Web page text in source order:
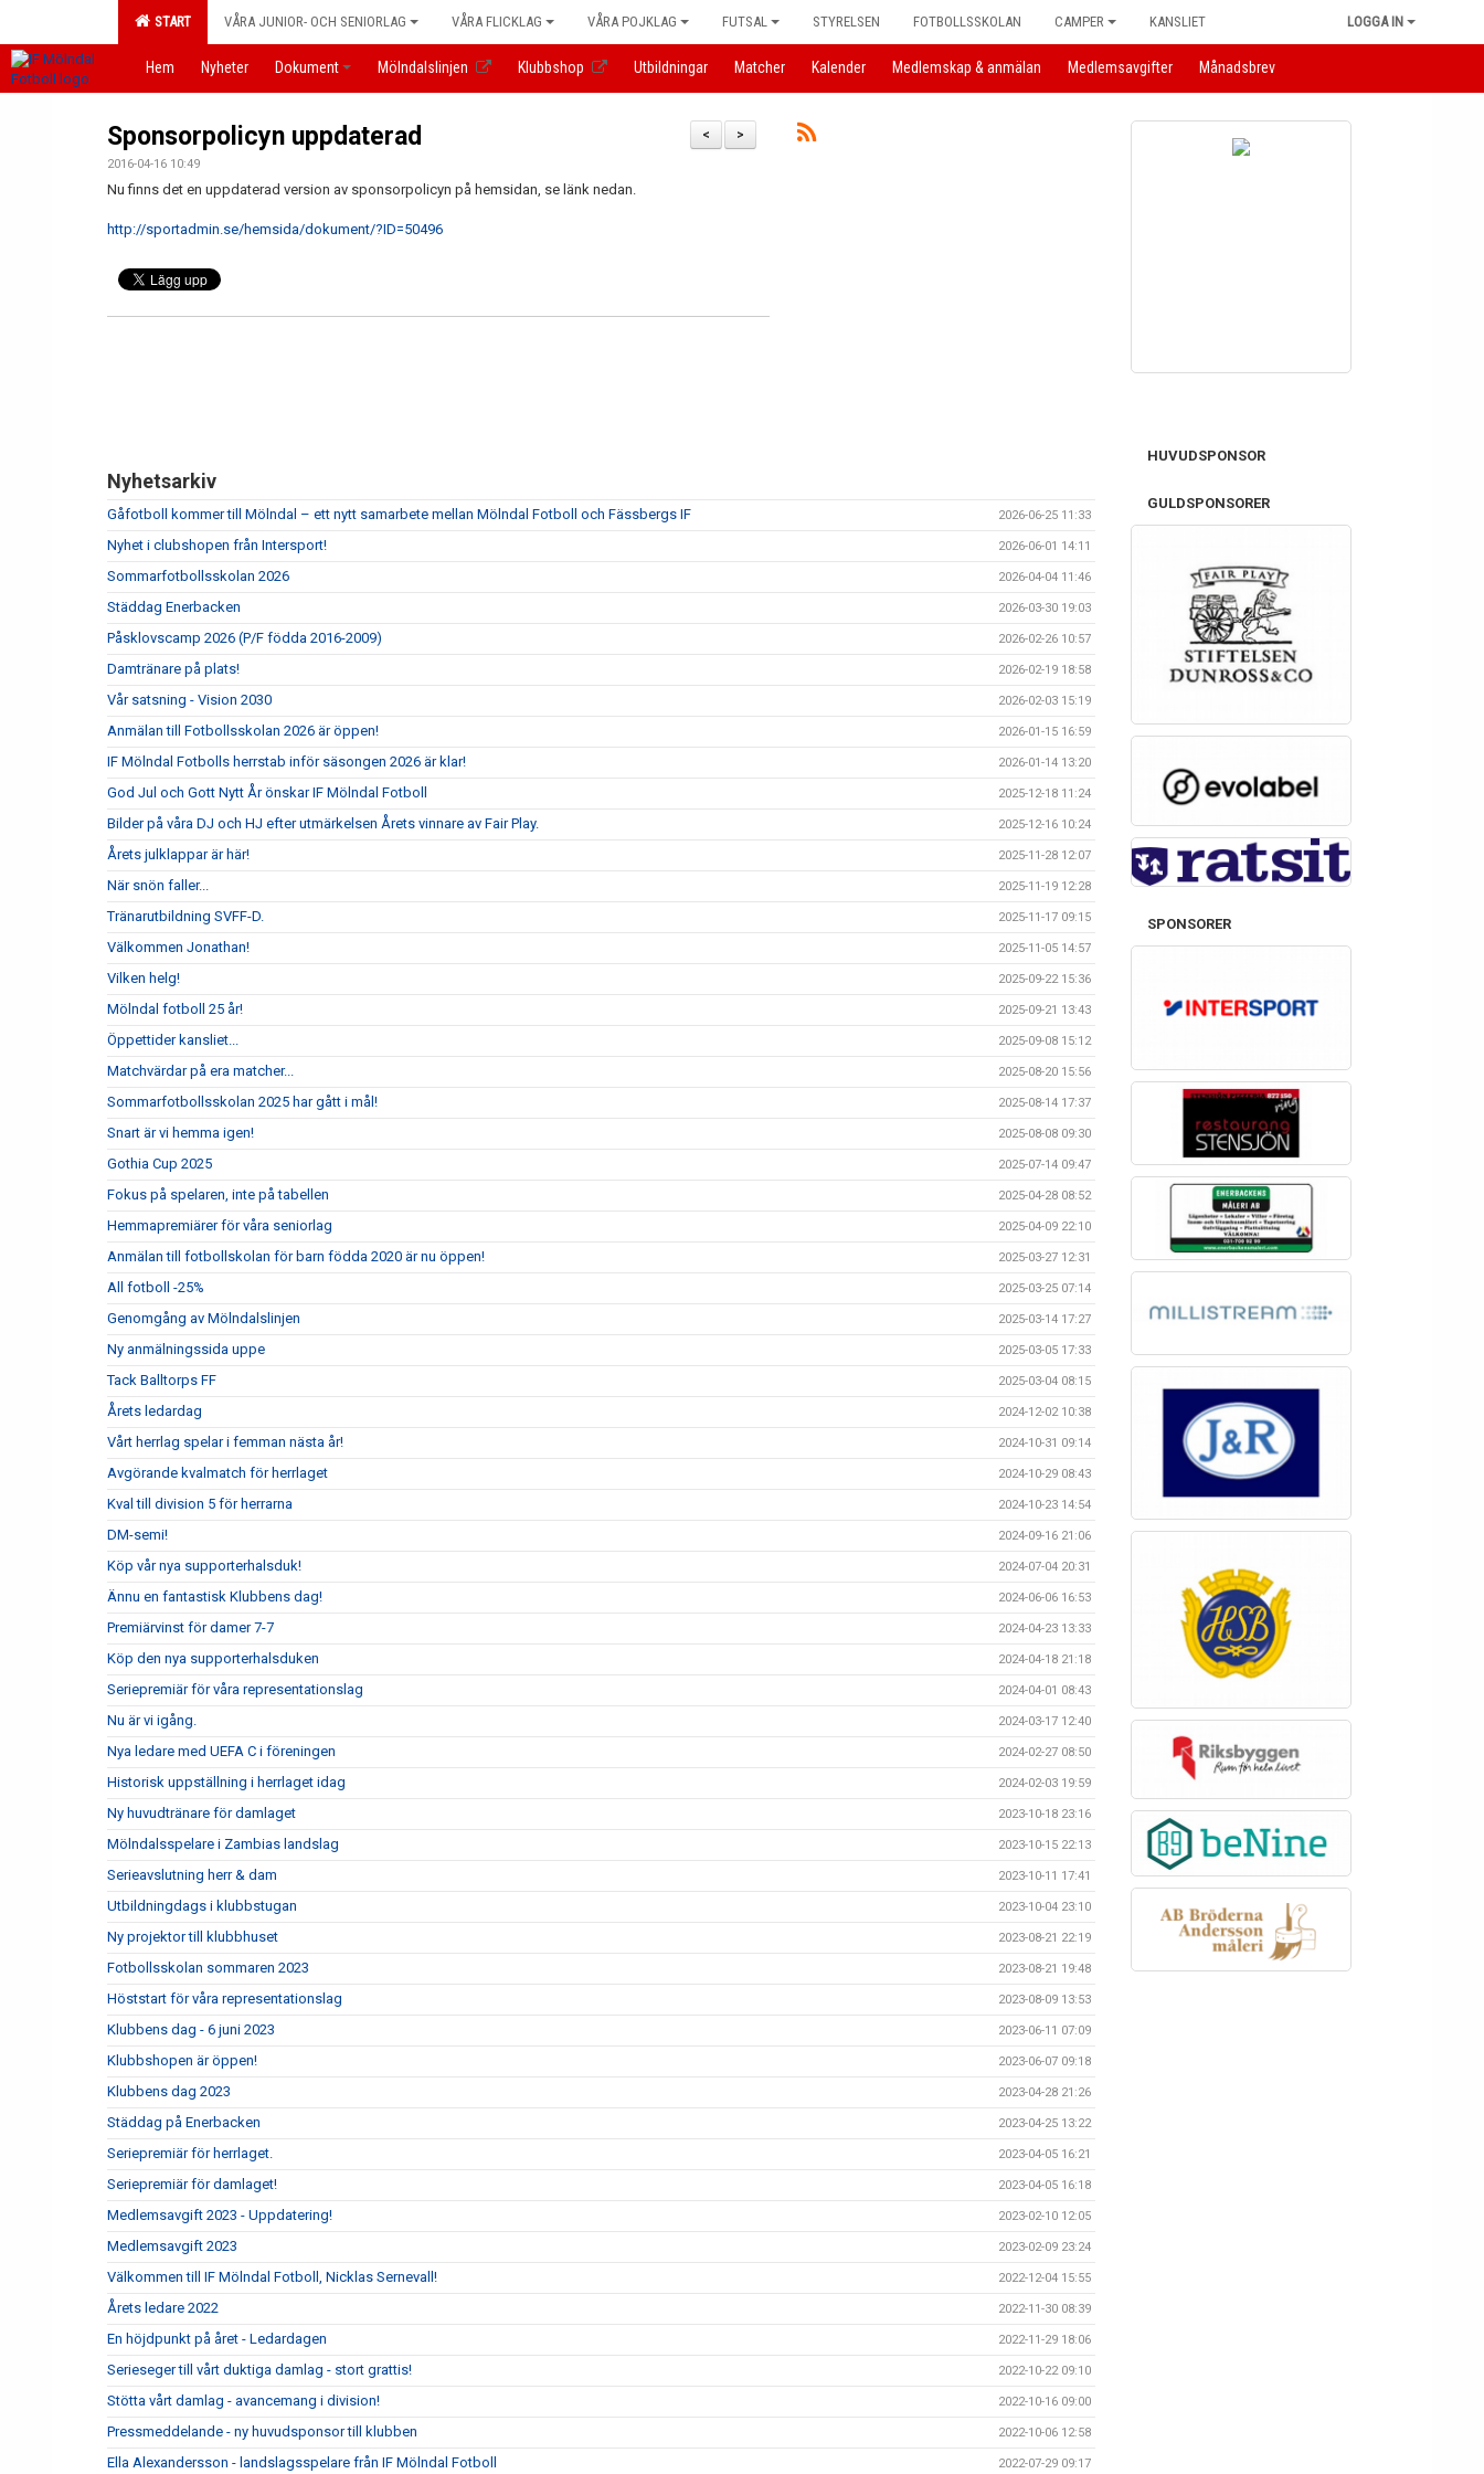
START VÅRA JUNIOR- OCH SENIORLAG VÅRA FLICKLAG VÅRA POJKLAG FUTSAL STYRELSEN FOTBOLLSSKOLAN CAMPER KANSLIET LOGGA IN
Hem Nyheter Dokument Mölndalslinjen Klubbshop Utbildningar Matcher Kalender Medlemskap & anmälan Medlemsavgifter Månadsbrev
>
<
Sponsorpolicyn uppdaterad
2016-04-16 10:49
Nu finns det en uppdaterad version av sponsorpolicyn på hemsidan, se länk nedan.
http://sportadmin.se/hemsida/dokument/?ID=50496
Nyhetsarkiv
Gåfotboll kommer till Mölndal – ett nytt samarbete mellan Mölndal Fotboll och Fässbergs IF 2026-06-25 11:33
Nyhet i clubshopen från Intersport! 2026-06-01 14:11
Sommarfotbollsskolan 2026 2026-04-04 11:46
Städdag Enerbacken 2026-03-30 19:03
Påsklovscamp 2026 (P/F födda 2016-2009) 2026-02-26 10:57
Damtränare på plats! 2026-02-19 18:58
Vår satsning - Vision 2030 2026-02-03 15:19
Anmälan till Fotbollsskolan 2026 är öppen! 2026-01-15 16:59
IF Mölndal Fotbolls herrstab inför säsongen 2026 är klar! 2026-01-14 13:20
God Jul och Gott Nytt År önskar IF Mölndal Fotboll 2025-12-18 11:24
Bilder på våra DJ och HJ efter utmärkelsen Årets vinnare av Fair Play. 2025-12-16 10:24
Årets julklappar är här! 2025-11-28 12:07
När snön faller... 2025-11-19 12:28
Tränarutbildning SVFF-D. 2025-11-17 09:15
Välkommen Jonathan! 2025-11-05 14:57
Vilken helg! 2025-09-22 15:36
Mölndal fotboll 25 år! 2025-09-21 13:43
Öppettider kansliet... 2025-09-08 15:12
Matchvärdar på era matcher... 2025-08-20 15:56
Sommarfotbollsskolan 2025 har gått i mål! 2025-08-14 17:37
Snart är vi hemma igen! 2025-08-08 09:30
Gothia Cup 2025 2025-07-14 09:47
Fokus på spelaren, inte på tabellen 2025-04-28 08:52
Hemmapremiärer för våra seniorlag 2025-04-09 22:10
Anmälan till fotbollskolan för barn födda 2020 är nu öppen! 2025-03-27 12:31
All fotboll -25% 2025-03-25 07:14
Genomgång av Mölndalslinjen 2025-03-14 17:27
Ny anmälningssida uppe 2025-03-05 17:33
Tack Balltorps FF 2025-03-04 08:15
Årets ledardag 2024-12-02 10:38
Vårt herrlag spelar i femman nästa år! 2024-10-31 09:14
Avgörande kvalmatch för herrlaget 2024-10-29 08:43
Kval till division 5 för herrarna 2024-10-23 14:54
DM-semi! 2024-09-16 21:06
Köp vår nya supporterhalsduk! 2024-07-04 20:31
Ännu en fantastisk Klubbens dag! 2024-06-06 16:53
Premiärvinst för damer 7-7 2024-04-23 13:33
Köp den nya supporterhalsduken 2024-04-18 21:18
Seriepremiär för våra representationslag 2024-04-01 08:43
Nu är vi igång. 2024-03-17 12:40
Nya ledare med UEFA C i föreningen 2024-02-27 08:50
Historisk uppställning i herrlaget idag 2024-02-03 19:59
Ny huvudtränare för damlaget 2023-10-18 23:16
Mölndalsspelare i Zambias landslag 2023-10-15 22:13
Serieavslutning herr & dam 2023-10-11 17:41
Utbildningdags i klubbstugan 2023-10-04 23:10
Ny projektor till klubbhuset 2023-08-21 22:19
Fotbollsskolan sommaren 2023 2023-08-21 19:48
Höststart för våra representationslag 2023-08-09 13:53
Klubbens dag - 6 juni 2023 2023-06-11 07:09
Klubbshopen är öppen! 2023-06-07 09:18
Klubbens dag 2023 2023-04-28 21:26
Städdag på Enerbacken 2023-04-25 13:22
Seriepremiär för herrlaget. 2023-04-05 16:21
Seriepremiär för damlaget! 2023-04-05 16:18
Medlemsavgift 2023 - Uppdatering! 2023-02-10 12:05
Medlemsavgift 2023 2023-02-09 23:24
Välkommen till IF Mölndal Fotboll, Nicklas Sernevall! 2022-12-04 15:55
Årets ledare 2022 2022-11-30 08:39
En höjdpunkt på året - Ledardagen 2022-11-29 18:06
Serieseger till vårt duktiga damlag - stort grattis! 2022-10-22 09:10
Stötta vårt damlag - avancemang i division! 2022-10-16 09:00
Pressmeddelande - ny huvudsponsor till klubben 2022-10-06 12:58
Ella Alexandersson - landslagsspelare från IF Mölndal Fotboll 2022-07-29 09:17
HUVUDSPONSOR
GULDSPONSORER
SPONSORER